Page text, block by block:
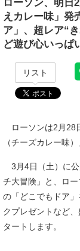
ローソン、明日
えカレー味」
ア」、超レア“
ど遊び心いっぱ
リスト
ローソンは2月28
（チーズカレー味
3月4日（土）に公
チ大冒険」と、ロ
の「どこでもドア
クプレゼントなど
タートします。